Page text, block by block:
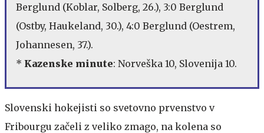
Berglund (Koblar, Solberg, 26.), 3:0 Berglund
(Ostby, Haukeland, 30.), 4:0 Berglund (Oestrem,
Johannesen, 37.).
* Kazenske minute: Norveška 10, Slovenija 10.
Slovenski hokejisti so svetovno prvenstvo v
Fribourgu začeli z veliko zmago, na kolena so